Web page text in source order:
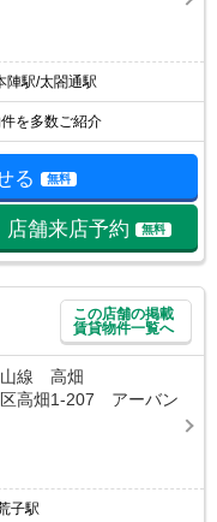
陣駅/太閤通駅
を多数ご紹介
る 無料
店舗来店予約 無料
この店舗の掲載
賃貸物件一覧へ
山線 高畑
高畑1-207 アーバン
子駅